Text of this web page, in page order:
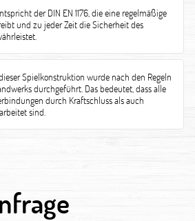
der DIN EN 1176, die eine regelmäßige
und zu jeder Zeit die Sicherheit des
Spielkonstruktion wurde nach den Regeln
durchgeführt. Das bedeutet, dass alle
durch Kraftschluss als auch
sind.